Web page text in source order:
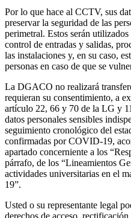
Por lo que hace al CCTV, sus
preservar la seguridad de las
perimetral. Estos serán
control de entradas y salidas,
las instalaciones y, en su caso,
personas en caso de que se
La DGACO no realizará
requieran su consentimiento, a
artículo 22, 66 y 70 de la LG y
datos personales sensibles
seguimiento cronológico del
confirmadas por COVID-19,
apartado concerniente a los
párrafo, de los “Lineamientos
actividades universitarias en el
19”.
Usted o su representante legal